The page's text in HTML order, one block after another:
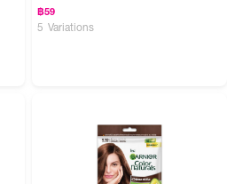
฿59
5 Variations